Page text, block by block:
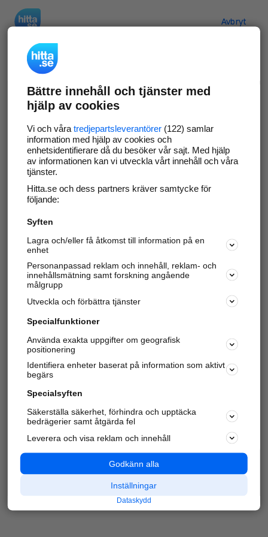
Avbryt
Verifiera ditt företag
Gör som 69 573företag
företagssida på hitta.se och syns bättre mot
kunder i ditt närområde. Helt kostnadsfritt.
Uppdatera din företagsinformation
Svara på och hantera dina omdömen
Har du redan verifierat ditt företag? Logga in
Varje vecka besöker du och4 miljoner
andra
härliga användare oss för att hitta rätt lokal
information om företag, privatpersoner och
platser.
Bättre innehåll och tjänster med
hjälp av cookies
Vi och våra tredjepartsleverantörer(122) samlar
information med hjälp av cookies och
enhetsidentifierare då du besöker vår sajt. Med hjälp
av informationen kan vi utveckla vårt innehåll och våra
tjänster.
Hitta.se och dess partners kräver samtycke för
följande:
Syften
Lagra och/eller få åtkomst till information på en
enhet
Personanpassad reklam och innehåll, reklam- och
innehållsmätning samt forskning angående
målgrupp
Utveckla och förbättra tjänster
Specialfunktioner
Använda exakta uppgifter om geografisk
positionering
Identifiera enheter baserat på information som aktivt
begärs
Specialsyften
Säkerställa säkerhet, förhindra och upptäcka
bedrägerier samt åtgärda fel
Leverera och visa reklam och innehåll
Godkänn alla
Inställningar
Dataskydd